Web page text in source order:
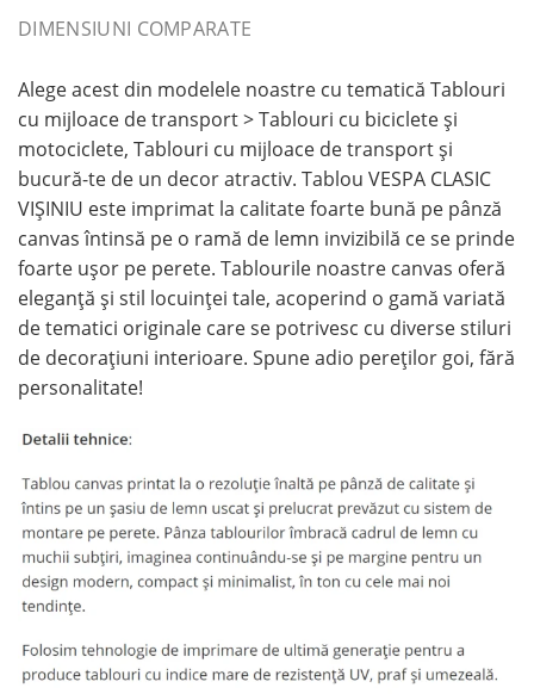
DIMENSIUNI COMPARATE
Alege acest din modelele noastre cu tematică Tablouri
cu mijloace de transport > Tablouri cu biciclete şi
motociclete, Tablouri cu mijloace de transport și
bucură-te de un decor atractiv. Tablou VESPA CLASIC
VIȘINIU este imprimat la calitate foarte bună pe pânză
canvas întinsă pe o ramă de lemn invizibilă ce se prinde
foarte ușor pe perete. Tablourile noastre canvas oferă
eleganță și stil locuinței tale, acoperind o gamă variată
de tematici originale care se potrivesc cu diverse stiluri
de decorațiuni interioare. Spune adio pereților goi, fără
personalitate!